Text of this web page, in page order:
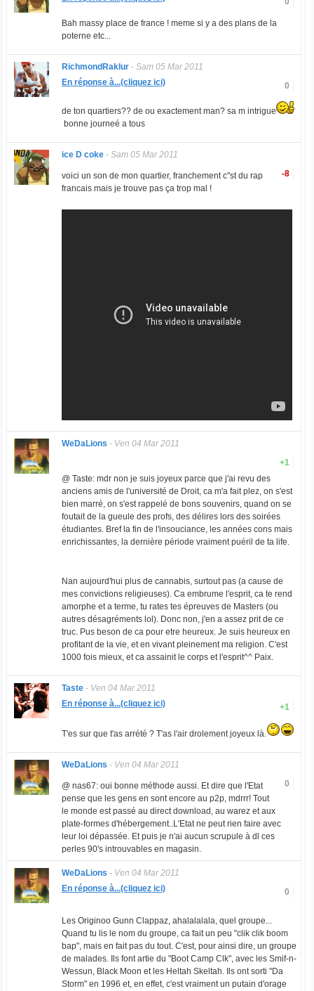
Bah massy place de france ! meme si y a des plans de la
poterne etc...
RichmondRaklur- Sam 05 Mar 2011
0
En réponse à...(cliquez ici)
de ton quartiers?? de ou exactement man? sa m intrigue
bonne journeé a tous
ice D coke- Sam 05 Mar 2011
-8
voici un son de mon quartier, franchement c''st du rap
francais mais je trouve pas ça trop mal !
WeDaLions - Ven 04 Mar 2011
+1
@ Taste: mdr non je suis joyeux parce que j'ai revu des
anciens amis de l'université de Droit, ca m'a fait plez, on s'est
bien marré, on s'est rappelé de bons souvenirs, quand on se
foutait de la gueule des profs, des délires lors des soirées
étudiantes. Bref la fin de l'insouciance, les années cons mais
enrichissantes, la dernière période vraiment puéril de ta life.
Nan aujourd'hui plus de cannabis, surtout pas (a cause de
mes convictions religieuses). Ca embrume l'esprit, ca te rend
amorphe et a terme, tu rates tes épreuves de Masters (ou
autres désagréments lol). Donc non, j'en a assez prit de ce
truc. Pus beson de ca pour etre heureux. Je suis heureux en
profitant de la vie, et en vivant pleinement ma religion. C'est
1000 fois mieux, et ca assainit le corps et l'esprit^^ Paix.
Taste- Ven 04 Mar 2011
+1
En réponse à...(cliquez ici)
T'es sur que t'as arrété ? T'as l'air drolement joyeux là.
WeDaLions - Ven 04 Mar 2011
0
@ nas67: oui bonne méthode aussi. Et dire que l'Etat
pense que les gens en sont encore au p2p, mdrrr! Tout
le monde est passé au direct download, au warez et aux
plate-formes d'hébergement..L'Etat ne peut rien faire avec
leur loi dépassée. Et puis je n'ai aucun scrupule à dl ces
perles 90's introuvables en magasin.
WeDaLions - Ven 04 Mar 2011
0
En réponse à...(cliquez ici)
Les Originoo Gunn Clappaz, ahalalalala, quel groupe...
Quand tu lis le nom du groupe, ca fait un peu "clik clik boom
bap", mais en fait pas du tout. C'est, pour ainsi dire, un groupe
de malades. Ils font artie du "Boot Camp Clk", avec les Smif-n-
Wessun, Black Moon et les Heltah Skeltah. Ils ont sorti "Da
Storm" en 1996 et, en effet, c'est vraiment un putain d'orage